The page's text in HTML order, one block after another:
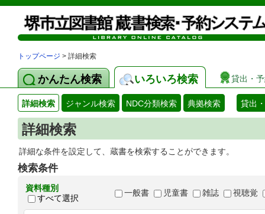
トップページ > 詳細検索
かんたん検索 いろいろ検索 貸出・
詳細検索 ジャンル検索 NDC分類検索 典拠検索 貸出
詳細検索
詳細な条件を設定して、蔵書を検索することができます。
検索条件
資料種別
すべて選択
一般書 児童書 雑誌 視聴覚